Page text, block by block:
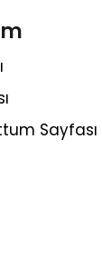
Sayfası